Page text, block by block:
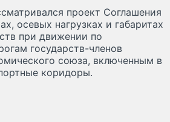
проект Соглашения
осевых нагрузках и габаритах
при движении по
государств-членов
союза, включенным в
коридоры.